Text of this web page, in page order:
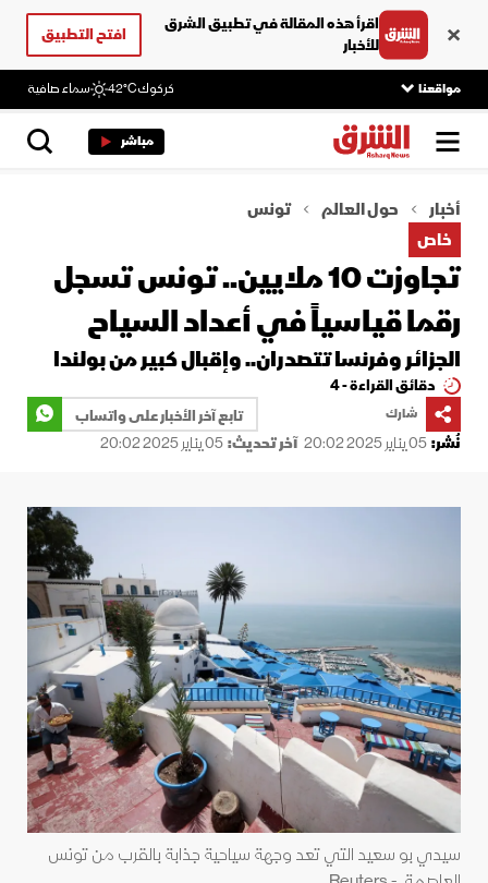
اقرأ هذه المقالة في تطبيق الشرق
للأخبار
افتح التطبيق
مواقعنا كركوك42°C سماء صافية
مباشر
أخبار حول العالم
تونس
خاص
تجاوزت 10 ملايين.. تونس تسجل
رقما قياسياً في أعداد السياح
الجزائر وفرنسا تتصدران.. وإقبال كبير من بولندا
دقائق القراءة - 4
شارك
تابع آخر الأخبار على واتساب
نُشر:05 يناير 2025 20:02 آخر تحديث:05 يناير 2025 20:02
سيدي بو سعيد التي تعد وجهة سياحية جذابة بالقرب من تونس